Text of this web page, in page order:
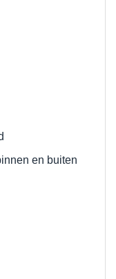
en buiten